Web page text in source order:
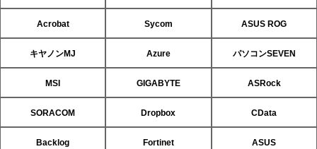
Acrobat Sycom ASUS ROG
キヤノンMJ Azure パソコンSEVEN
MSI GIGABYTE ASRock
SORACOM Dropbox CData
Backlog Fortinet ASUS